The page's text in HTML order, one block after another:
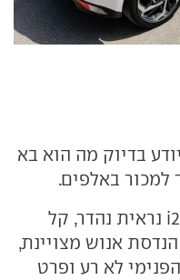
הדור השלישי של יונדאי i20 יודע בדיוק מה הוא בא
למכור באלפים.
הרושם הראשוני מצוין - ה-i20 נראית נהדר, קל
אנוש מצויינת,
לא רע ופרט